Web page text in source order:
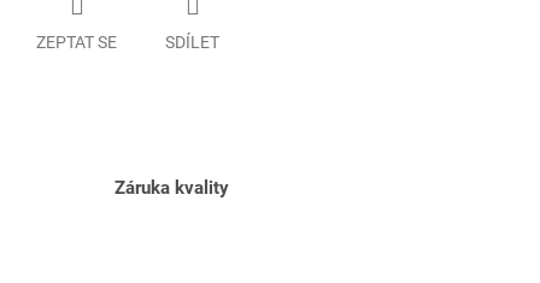
ZEPTAT SE SDÍLET
Záruka kvality